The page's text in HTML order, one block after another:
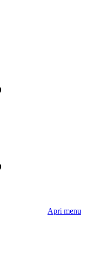
Apri menu